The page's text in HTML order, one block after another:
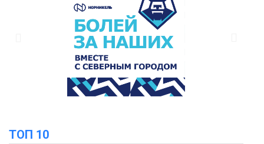
Как устроено школьное питание в
Норильске: льготы, меню и порядок
оплаты
Путорана
На плато Путорана создадут систему
ТОП 10